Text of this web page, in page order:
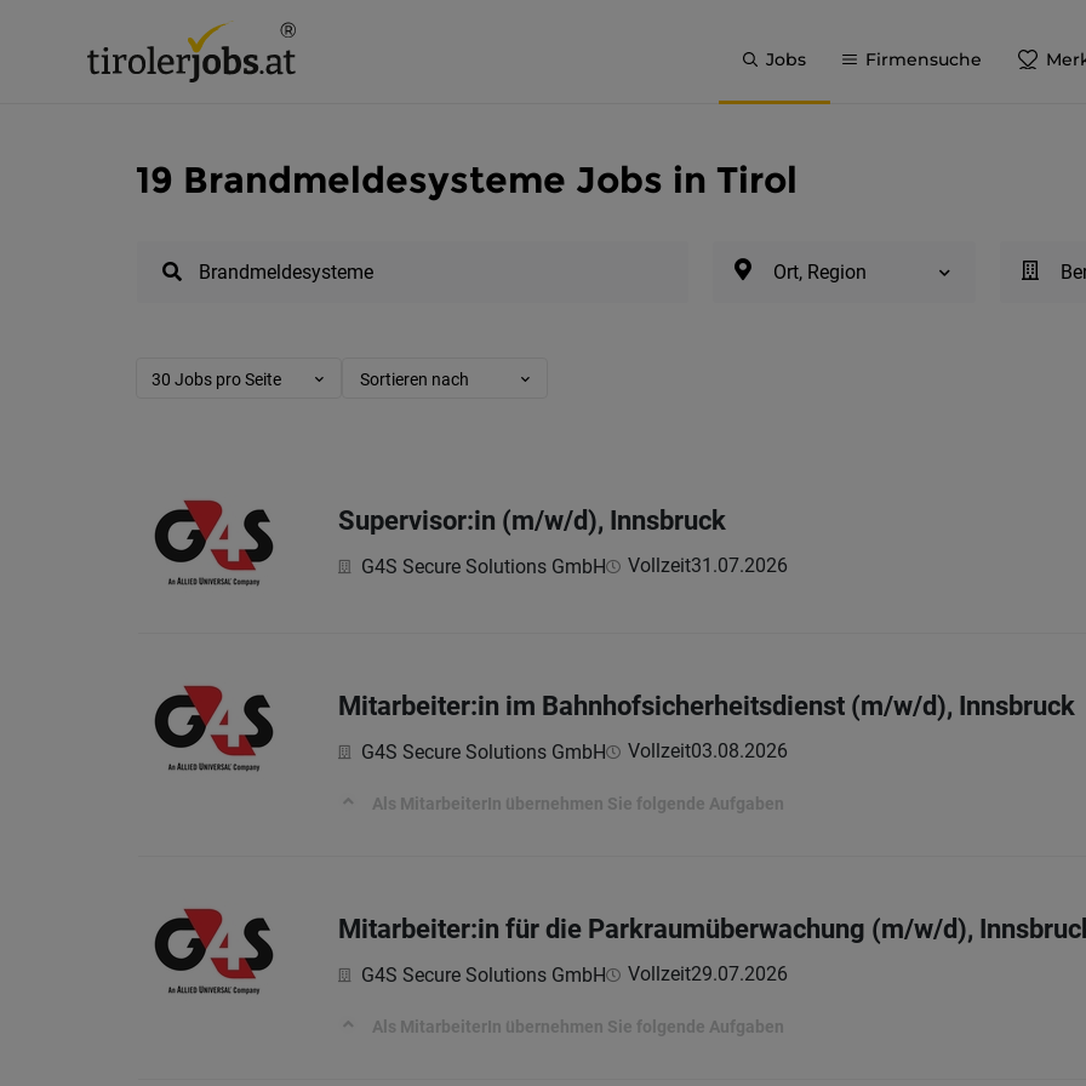
Jobs Firmensuche
19 Brandmeldesysteme Jobs in Tirol
Ort, Region
30 Jobs pro Seite Sortieren nach
Supervisor:in (m/w/d), Innsbruck
G4S Secure Solutions GmbH Vollzeit31.07.2026
Mitarbeiter:in im Bahnhofsicherheitsdienst (m/w/d), Innsbruck
G4S Secure Solutions GmbH Vollzeit03.08.2026
Als MitarbeiterIn übernehmen Sie folgende Aufgaben
Mitarbeiter:in für die Parkraumüberwachung (m/w/d),
G4S Secure Solutions GmbH Vollzeit29.07.2026
Als MitarbeiterIn übernehmen Sie folgende Aufgaben